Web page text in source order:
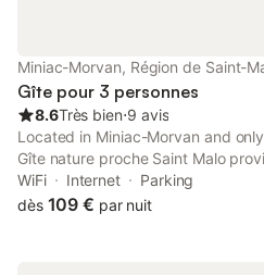
Miniac-Morvan, Région de Saint-
Gîte pour 3 personnes
8.6Très bien⋅9 avis
Located in Miniac-Morvan and
Gîte nature proche Saint Malo
garden views, free WiFi and free
WiFi Internet
Parking
dès 109 € par nuit